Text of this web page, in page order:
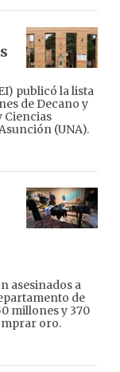
publicó la lista
de Decano y
Ciencias
(UNA).
asesinados a
de
millones y 370
oro.